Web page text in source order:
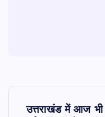
उत्तराखंड में आज भी